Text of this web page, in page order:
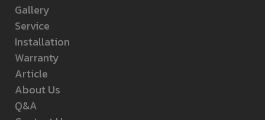
Gallery
Service
Installation
Warranty
Article
About Us
Q&A